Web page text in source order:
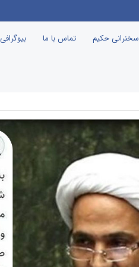
سخنرانی حکیم تماس با ما